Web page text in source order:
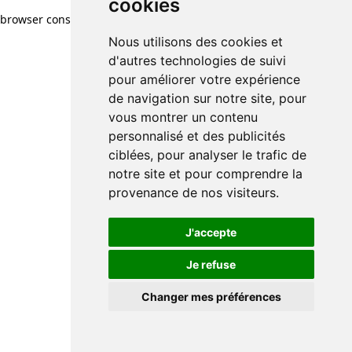
cookies
Nous utilisons des cookies et
d'autres technologies de suivi
pour améliorer votre expérience
de navigation sur notre site, pour
vous montrer un contenu
personnalisé et des publicités
ciblées, pour analyser le trafic de
notre site et pour comprendre la
provenance de nos visiteurs.
J'accepte
Je refuse
Changer mes préférences
browser console for more information)